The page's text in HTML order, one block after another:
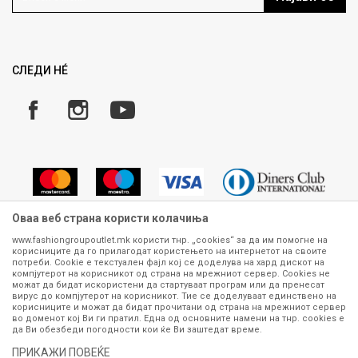
Замена и рефундација на производи
Плаќање
СЛЕДИ НÉ
Сите информации околу производите кои се изложени на нашата
онлајн продавница се стремиме да бидат конкретни, точни и прецизни,
меѓутоа не можеме да гарантираме дека се без ниту една грешка или
пак дека сите производи во моментот се достапни на залиха.
Фотографиите се најверодостојниот приказ на производот. Доколку
дојде до потреба за замена на производ или рефундација, процедурата
контактирајте не на телефонскиот број 070 275 363 или на е-
Оваа веб страна користи колачиња
www.fashiongroupoutlet.mk користи тнр. „cookies“ за да им помогне на
корисниците да го прилагодат користењето на интернетот на своите
потреби. Cookie е текстуален фајл кој се доделува на хард дискот на
компјутерот на корисникот од страна на мрежниот сервер. Cookies не
можат да бидат искористени да стартуваат програм или да пренесат
вирус до компјутерот на корисникот. Тие се доделуваат единствено на
корисниците и можат да бидат прочитани од страна на мрежниот сервер
во доменот кој Ви ги пратил. Една од основните намени на тнр. сookies е
да Ви обезбеди погодности кои ќе Ви заштедат време.
ПРИКАЖИ ПОВЕЌЕ